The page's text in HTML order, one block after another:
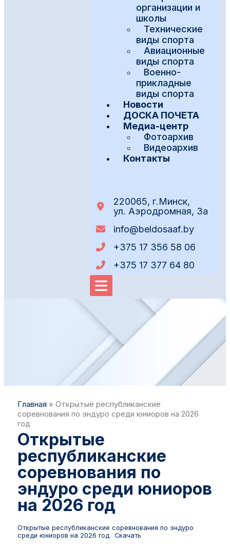
организации и
школы
Технические
виды спорта
Авиационные
виды спорта
Военно-
прикладные
виды спорта
Новости
ДОСКА ПОЧЕТА
Медиа-центр
Фотоархив
Видеоархив
Контакты
220065, г.Минск,
ул. Аэродромная, 3а
info@beldosaaf.by
+375 17 356 58 06
+375 17 377 64 80
Главная » Открытые республиканские
соревнования по эндуро среди юниоров на 2026
год
Открытые
республиканские
соревнования по
эндуро среди юниоров
на 2026 год
Открытые республиканские соревнования по эндуро
среди юниоров на 2026 год
Скачать